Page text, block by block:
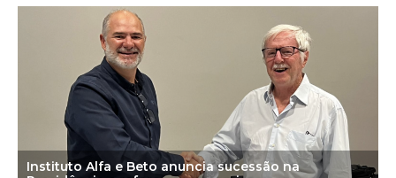
Instituto Alfa e Beto anuncia sucessão na